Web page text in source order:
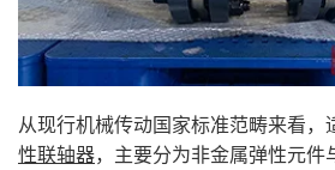
从现行机械传动国家标准范畴来看，
性联轴器，主要分为非金属弹性元件